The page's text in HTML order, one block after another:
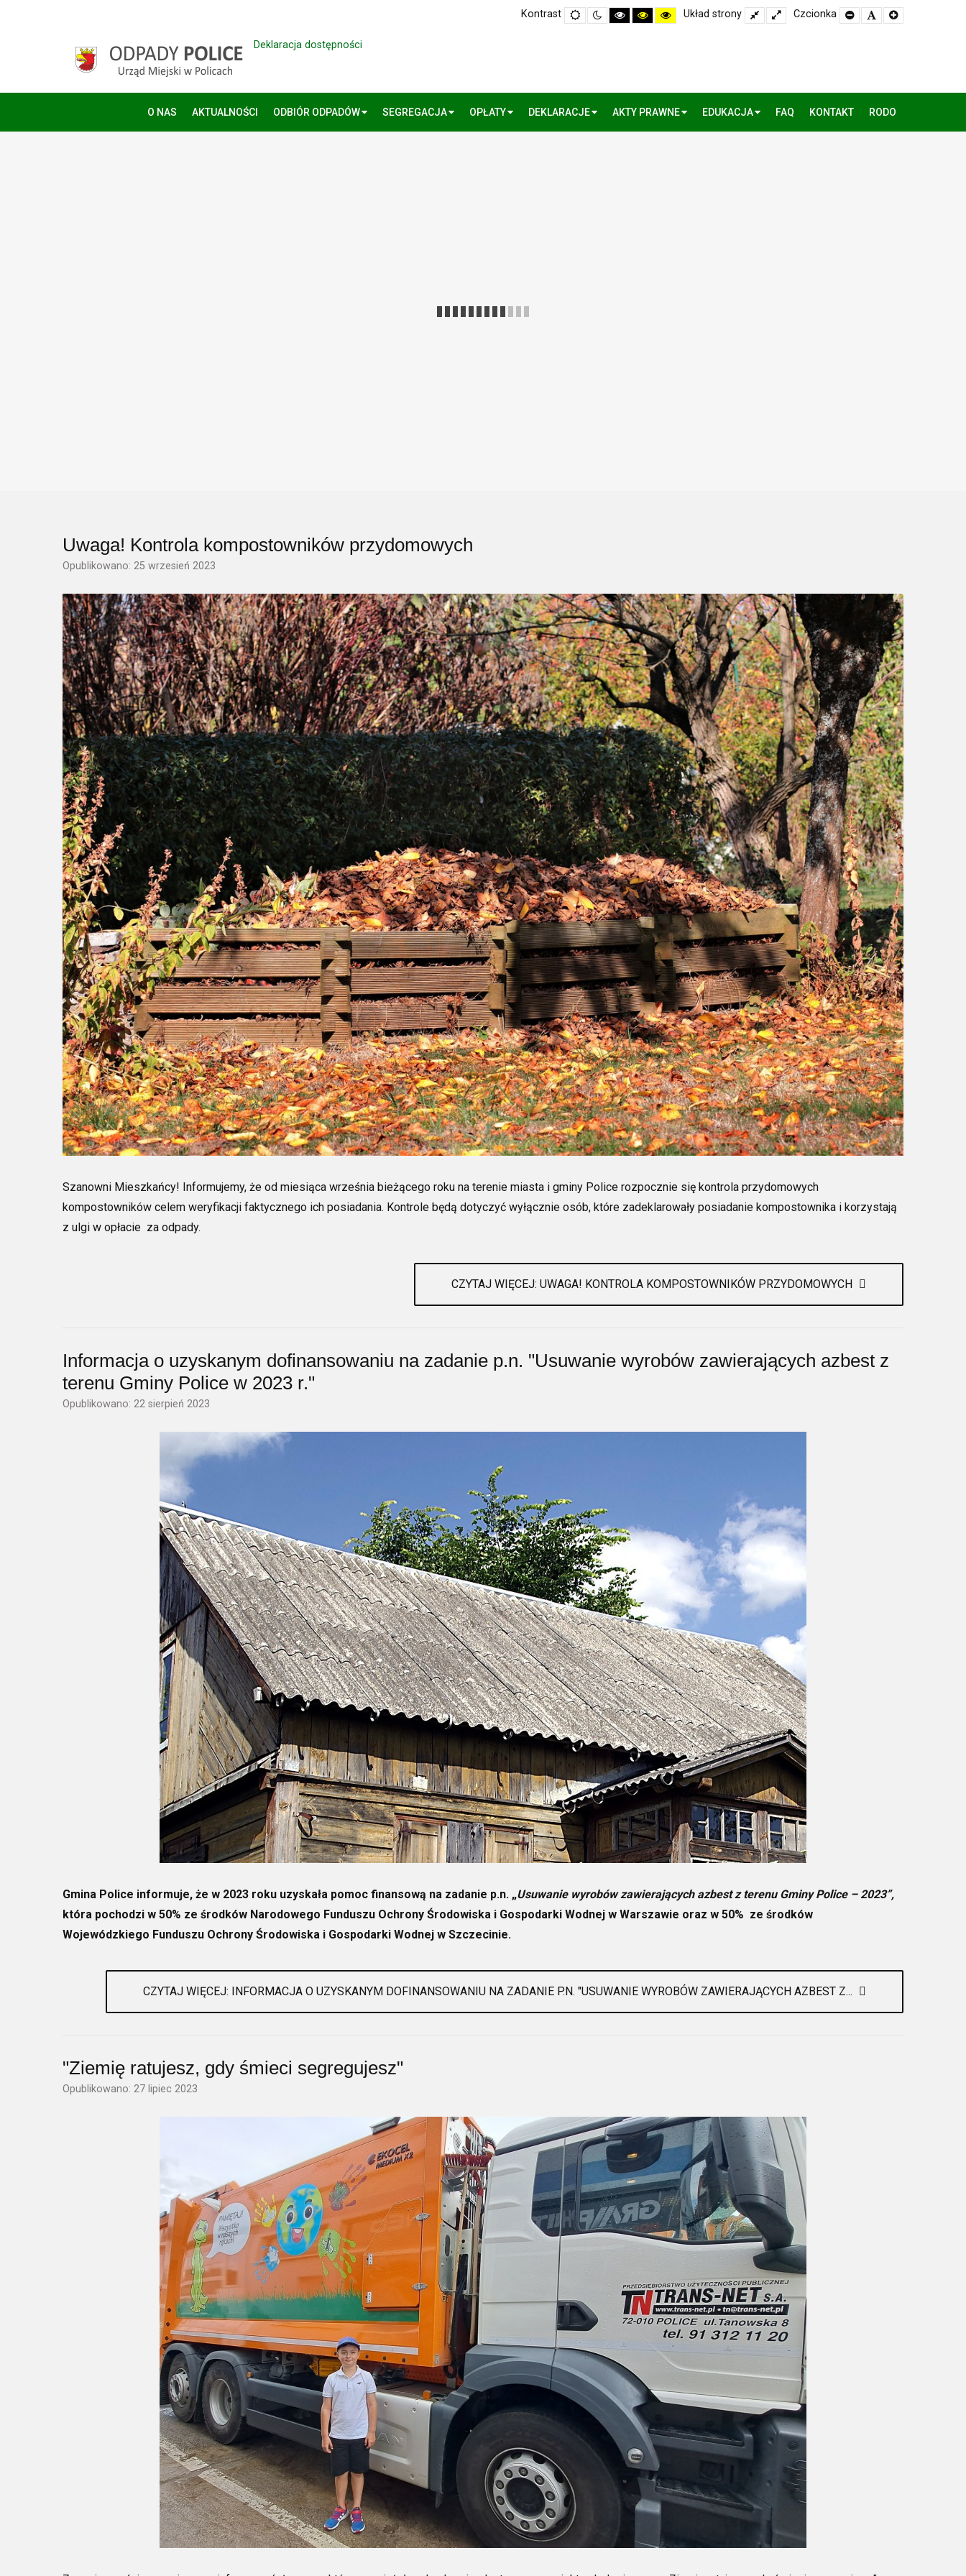
Kontrast
Default
mode
Night
mode
High
Contrast
High
Contrast
High
Contrast
Układ strony
Fixed
layout
Wide
layout
Czcionka
Set
Smaller
Set
Default
Set
Larger
Deklaracja dostępności
O NAS AKTUALNOŚCI ODBIÓR ODPADÓW SEGREGACJA OPŁATY DEKLARACJE AKTY PRAWNE EDUKACJA FAQ KONTAKT RODO
Uwaga! Kontrola kompostowników przydomowych
Opublikowano: 25 wrzesień 2023
Szanowni Mieszkańcy! Informujemy, że od miesiąca września bieżącego roku na terenie miasta i gminy Police rozpocznie się kontrola przydomowych
kompostowników celem weryfikacji faktycznego ich posiadania. Kontrole będą dotyczyć wyłącznie osób, które zadeklarowały posiadanie kompostownika i korzystają
z ulgi w opłacie za odpady.
CZYTAJ WIĘCEJ: UWAGA! KONTROLA KOMPOSTOWNIKÓW PRZYDOMOWYCH
Informacja o uzyskanym dofinansowaniu na zadanie p.n. "Usuwanie wyrobów zawierających azbest z
terenu Gminy Police w 2023 r."
Opublikowano: 22 sierpień 2023
Gmina Police informuje, że w 2023 roku uzyskała pomoc finansową na zadanie p.n. „Usuwanie wyrobów zawierających azbest z terenu Gminy Police – 2023”,
która pochodzi w 50% ze środków Narodowego Funduszu Ochrony Środowiska i Gospodarki Wodnej w Warszawie oraz w 50% ze środków
Wojewódzkiego Funduszu Ochrony Środowiska i Gospodarki Wodnej w Szczecinie.
CZYTAJ WIĘCEJ: INFORMACJA O UZYSKANYM DOFINANSOWANIU NA ZADANIE P.N. "USUWANIE WYROBÓW ZAWIERAJĄCYCH AZBEST Z...
"Ziemię ratujesz, gdy śmieci segregujesz"
Opublikowano: 27 lipiec 2023